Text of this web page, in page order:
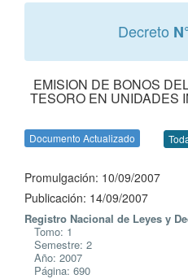
Decreto
EMISION DE BONOS
TESORO EN UNIDADES
Documento Actualizado
Promulgación: 10/09/2007
Publicación: 14/09/2007
Registro Nacional de Leyes y
Tomo: 1
Semestre: 2
Año: 2007
Página: 690